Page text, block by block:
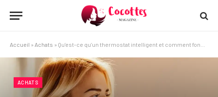
Accueil » Achats » Qu’est-ce qu’un thermostat intelligent et comment fonctionne-t-il ?
ACHATS